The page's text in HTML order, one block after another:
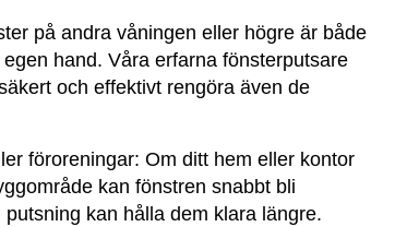
på andra våningen eller högre är både
hand. Våra erfarna fönsterputsare
och effektivt rengöra även de
föroreningar: Om ditt hem eller kontor
kan fönstren snabbt bli
kan hålla dem klara längre.